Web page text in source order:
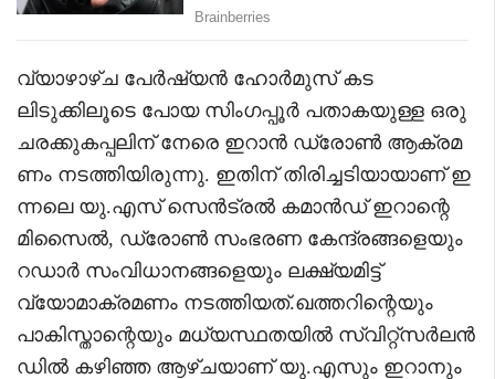
വ്യാഴാഴ്ച പേർഷ്യൻ ഹോർമുസ് കട
ലിടുക്കിലൂടെ പോയ സിംഗപ്പൂർ പതാകയുള്ള ഒരു
ചരക്കുകപ്പലിന് നേരെ ഇറാൻ ഡ്രോൺ ആക്രമ
ണം നടത്തിയിരുന്നു. ഇതിന് തിരിച്ചടിയായാണ് ഇ
ന്നലെ യു.എസ് സെൻട്രൽ കമാൻഡ് ഇറാന്റെ
മിസൈൽ, ഡ്രോൺ സംഭരണ കേന്ദ്രങ്ങളെയും
റഡാർ സംവിധാനങ്ങളെയും ലക്ഷ്യമിട്ട്
വ്യോമാക്രമണം നടത്തിയത്.ഖത്തറിന്റെയും
പാകിസ്താന്റെയും മധ്യസ്ഥതയിൽ സ്വിറ്റ്‌സർലൻ
ഡിൽ കഴിഞ്ഞ ആഴ്ചയാണ് യു.എസും ഇറാനും